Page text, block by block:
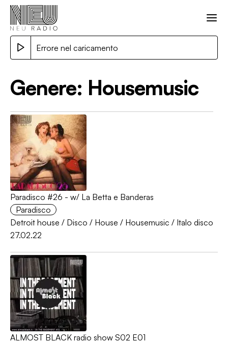
Errore nel caricamento
Genere: Housemusic
Paradisco #26 - w/ La Betta e Banderas
Paradisco
Detroit house / Disco / House / Housemusic / Italo disco
27.02.22
ALMOST BLACK radio show S02 E01